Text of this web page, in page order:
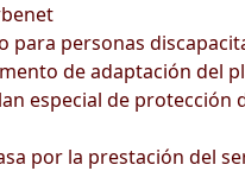
para personas
de adaptación del
especial de
por la prestación del